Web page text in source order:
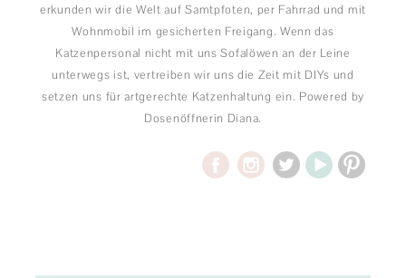
erkunden wir die Welt auf Samtpfoten, per Fahrrad und mit
Wohnmobil im gesicherten Freigang. Wenn das
Katzenpersonal nicht mit uns Sofalöwen an der Leine
unterwegs ist, vertreiben wir uns die Zeit mit DIYs und
setzen uns für artgerechte Katzenhaltung ein. Powered by
Dosenöffnerin Diana.